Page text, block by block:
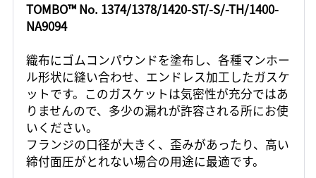
TOMBO™ No. 1374/1378/1420-ST/-S/-TH/1400-
NA9094
織布にゴムコンパウンドを塗布し、各種マンホー
ル形状に縫い合わせ、エンドレス加工したガスケ
ットです。このガスケットは気密性が充分ではあ
りませんので、多少の漏れが許容される所にお使
いください。
フランジの口径が大きく、歪みがあったり、高い
締付面圧がとれない場合の用途に最適です。